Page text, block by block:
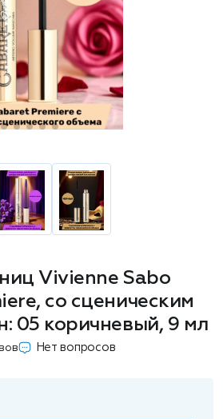
Vivienne Sabo
со сценическим
05 коричневый, 9 мл
Нет вопросов